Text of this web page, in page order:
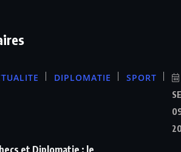
DIPLOMATIE SPORT